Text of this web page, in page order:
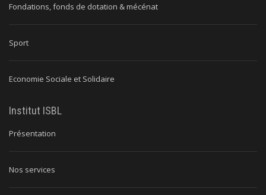
Fondations, fonds de dotation & mécénat
Sport
Economie Sociale et Solidaire
Institut ISBL
Présentation
Nos services